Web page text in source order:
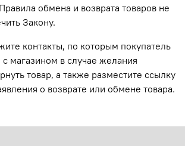
обмена и возврата товаров не
Закону.
контакты, по которым покупатель
с магазином в случае желания
товар, а также разместите ссылку
о возврате или обмене товара.